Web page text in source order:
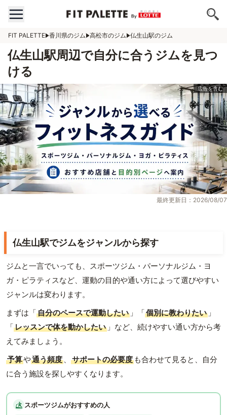
FIT PALETTE 香川県のジム 高松市のジム 仏生山駅のジム
仏生山駅周辺で自分に合うジムを見つ
ける
最終更新日：2026/08/07
仏生山駅でジムをジャンルから探す
ジムと一言でいっても、スポーツジム・パーソナルジム・ヨ
ガ・ピラティスなど、運動の目的や通い方によって選びやすい
ジャンルは変わります。
まずは「自分のペースで運動したい 」「個別に教わりたい 」
「レッスンで体を動かしたい 」など、続けやすい通い方から考
えてみましょう。
予算や通う頻度 、 サポートの必要度 も合わせて見ると、自分
に合う施設を探しやすくなります。
スポーツジムがおすすめの人